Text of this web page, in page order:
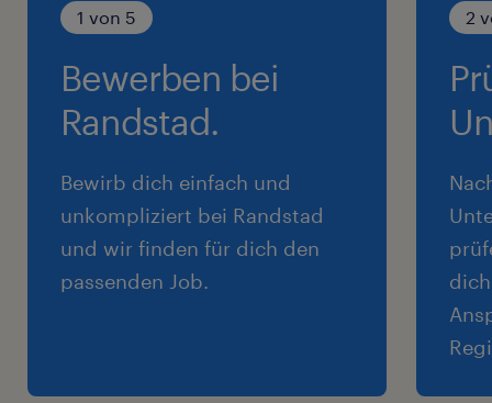
1 von 5
Bewerben bei
Randstad.
Bewirb dich einfach und
unkompliziert bei Randstad
und wir finden für dich den
passenden Job.
2